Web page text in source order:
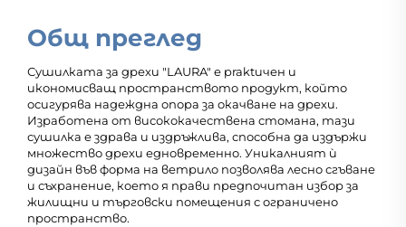
Общ преглед
Сушилката за дрехи "LAURA" е praktичен и
икономисващ пространството продукт, който
осигурява надеждна опора за окачване на дрехи.
Изработена от висококачествена стомана, тази
сушилка е здрава и издръжлива, способна да издържи
множество дрехи едновременно. Уникалният ѝ
дизайн във форма на ветрило позволява лесно сгъване
и съхранение, което я прави предпочитан избор за
жилищни и търговски помещения с ограничено
пространство.